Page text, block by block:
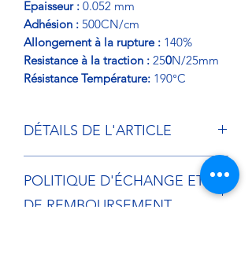
Epaisseur : 0.052 mm
Adhésion : 500CN/cm
Allongement à la rupture : 140%
Resistance à la traction : 250N/25mm
Résistance Température: 190°C
DÉTAILS DE L'ARTICLE
Ruban adhésif à base Polyester pour
des cartons lourds à forte résistance
aux cycles de température jusqu'à 190
POLITIQUE D'ÉCHANGE ET
DE REMBOURSEMENT